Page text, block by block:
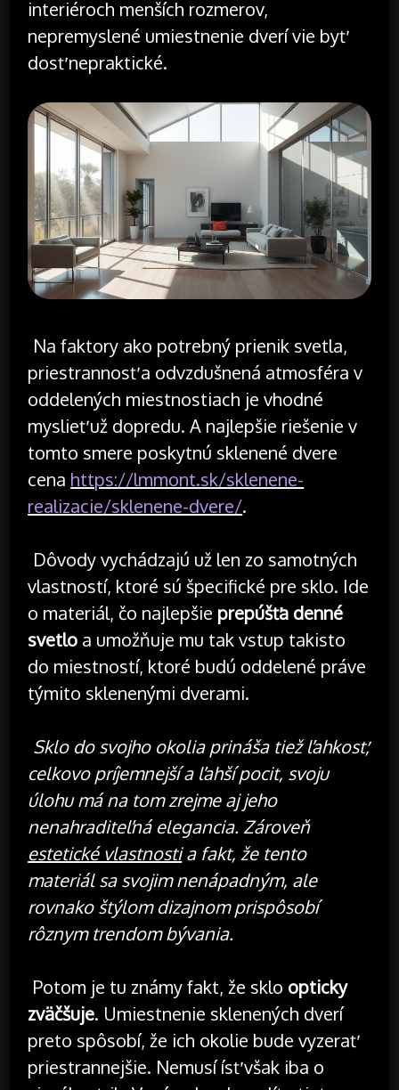
interiéroch menších rozmerov,
nepremyslené umiestnenie dverí vie byť
dosť nepraktické.
Na faktory ako potrebný prienik svetla,
priestrannosť a odvzdušnená atmosféra v
oddelených miestnostiach je vhodné
myslieť už dopredu. A najlepšie riešenie v
tomto smere poskytnú sklenené dvere
cena https://lmmont.sk/sklenene-
realizacie/sklenene-dvere/.
Dôvody vychádzajú už len zo samotných
vlastností, ktoré sú špecifické pre sklo. Ide
o materiál, čo najlepšie prepúšťa denné
svetlo a umožňuje mu tak vstup takisto
do miestností, ktoré budú oddelené práve
týmito sklenenými dverami.
Sklo do svojho okolia prináša tiež ľahkosť,
celkovo príjemnejší a ľahší pocit, svoju
úlohu má na tom zrejme aj jeho
nenahraditeľná elegancia. Zároveň
estetické vlastnostia fakt, že tento
materiál sa svojim nenápadným, ale
rovnako štýlom dizajnom prispôsobí
rôznym trendom bývania.
Potom je tu známy fakt, že sklo opticky
zväčšuje. Umiestnenie sklenených dverí
preto spôsobí, že ich okolie bude vyzerať
priestrannejšie. Nemusí ísť však iba o